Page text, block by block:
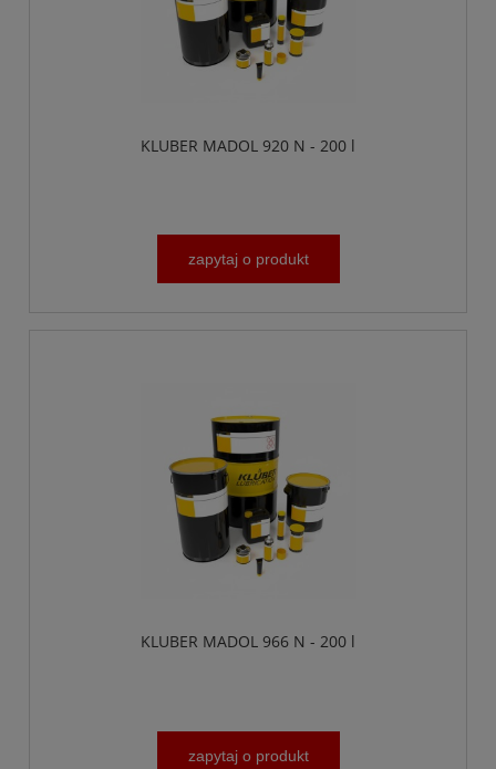
KLUBER MADOL 920 N - 200 l
zapytaj o produkt
KLUBER MADOL 966 N - 200 l
zapytaj o produkt